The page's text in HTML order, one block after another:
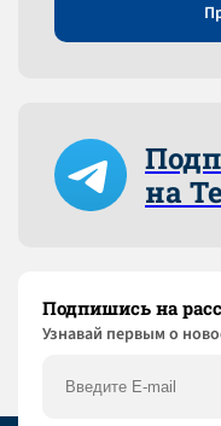
на
Подпишись на
Узнaвай первым о